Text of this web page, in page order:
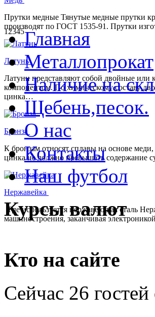
Прутки медные Тянутые медные прутки
производят по ГОСТ 1535-91. Прутки
Латунь
Латуни представляют собой двойные
компонентом. По химическому составу
цинка…
Бронза
К бронзам относят сплавы на основе
цинка не должно превышать содержание
Нержавейка
Где используется нержавеющая сталь
машиностроения, заканчивая
12345Главная
Металлопрокат
Наличие на
Щебень,песок.
О нас
Контакты
Наш футбол
Курсы валют
Кто на сайте
Сейчас 26